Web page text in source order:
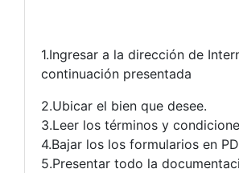
1.Ingresar a la dirección de
continuación presentada
2.Ubicar el bien que desee.
3.Leer los términos y
4.Bajar los los formularios en
5.Presentar todo la